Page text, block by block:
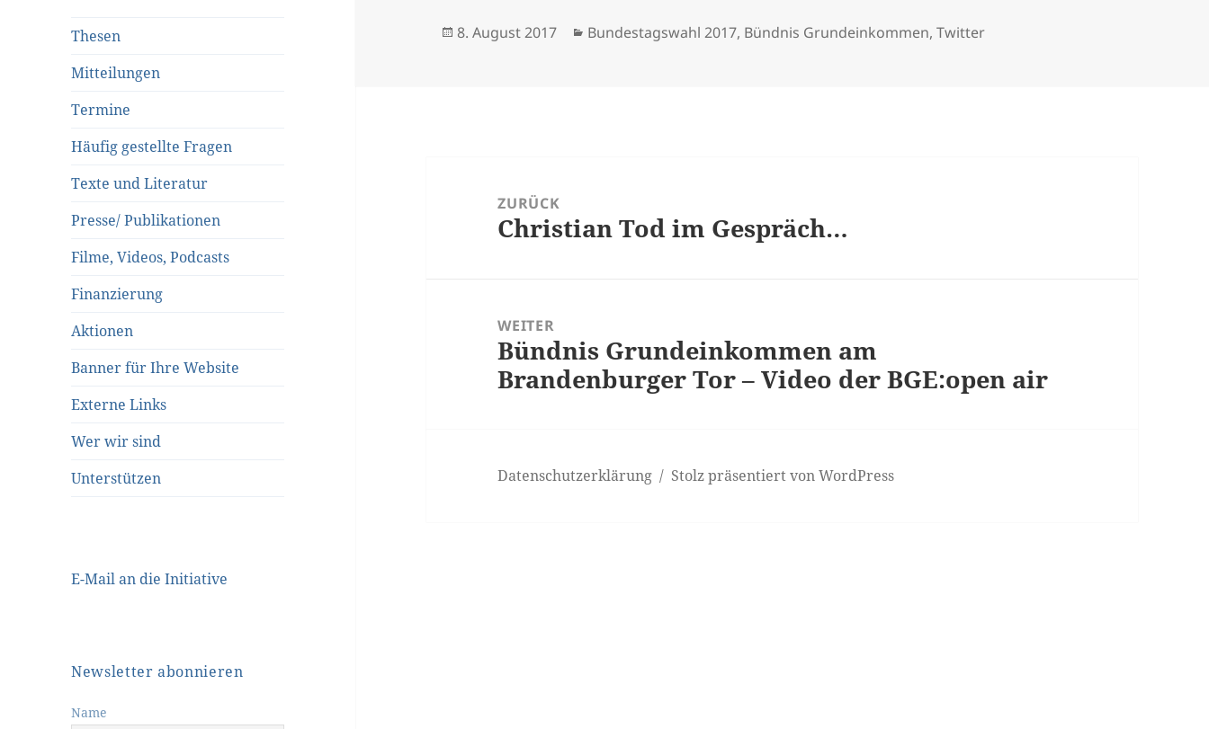
Thesen
Mitteilungen
Termine
Häufig gestellte Fragen
Texte und Literatur
Presse/ Publikationen
Filme, Videos, Podcasts
Finanzierung
Aktionen
Banner für Ihre Website
Externe Links
Wer wir sind
Unterstützen
E-Mail an die Initiative
Newsletter abonnieren
Name
Veröffentlicht
8. August 2017 Kategorien
Bundestagswahl 2017, Bündnis Grundeinkommen,Twitter
NavigationZURÜCK
Vorheriger
Christian Tod im Gespräch…
WEITER
Nächster
Beitrag:
Bündnis Grundeinkommen am
Brandenburger Tor – Video der BGE:open air
Datenschutzerklärung Stolz präsentiert von WordPress